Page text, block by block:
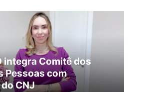
integra Comitê dos
Pessoas com
CNJ